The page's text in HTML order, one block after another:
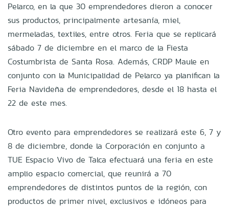
Pelarco, en la que 30 emprendedores dieron a conocer
sus productos, principalmente artesanía, miel,
mermeladas, textiles, entre otros. Feria que se replicará
sábado 7 de diciembre en el marco de la Fiesta
Costumbrista de Santa Rosa. Además, CRDP Maule en
conjunto con la Municipalidad de Pelarco ya planifican la
Feria Navideña de emprendedores, desde el 18 hasta el
22 de este mes.
Otro evento para emprendedores se realizará este 6, 7 y
8 de diciembre, donde la Corporación en conjunto a
TUE Espacio Vivo de Talca efectuará una feria en este
amplio espacio comercial, que reunirá a 70
emprendedores de distintos puntos de la región, con
productos de primer nivel, exclusivos e idóneos para